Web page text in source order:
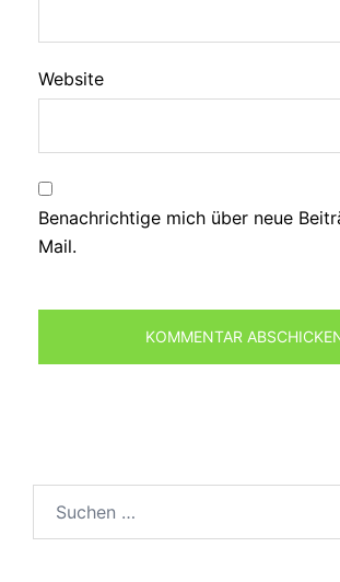
Website
Benachrichtige mich über neue
Mail.
nach: